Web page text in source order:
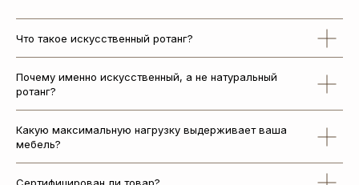
Что такое искусственный ротанг?
Почему именно искусственный, а не натуральный
ротанг?
Какую максимальную нагрузку выдерживает ваша
мебель?
+7 (960) 589-09-93
+7 (48135) 3-48-16
info@ruckzuck.ru